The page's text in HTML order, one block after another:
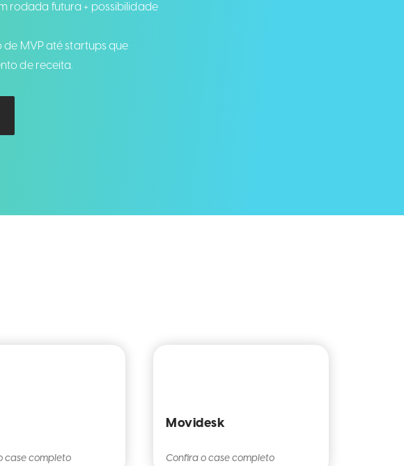
rodada futura + possibilidade
MVP até startups que
de receita.
case completo
Movidesk
Confira o case completo